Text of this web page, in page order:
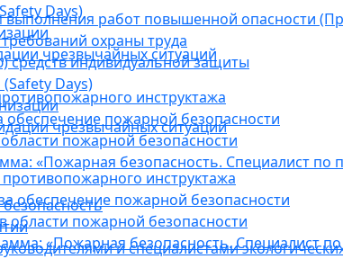
Days)
чрезвычайных ситуаций
инструктажа
пожарной безопасности
пожарной безопасности
«Пожарная безопасность. Специалист по
и специалистами
работ повышенной опасности
охраны труда
индивидуальной защиты
Days)
чрезвычайных ситуаций
инструктажа
обеспечение пожарной безопасности
пожарной безопасности
«Пожарная безопасность. Специалист